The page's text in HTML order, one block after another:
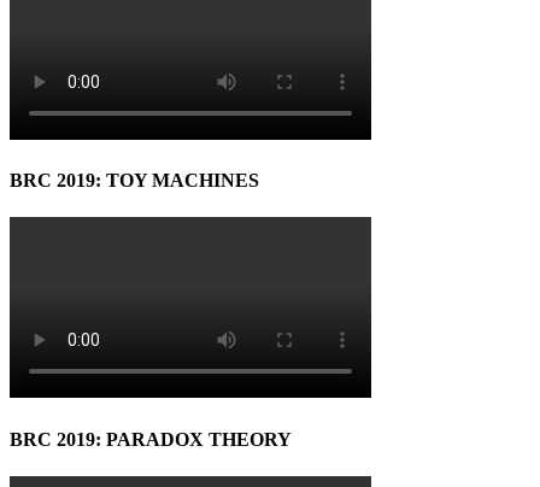
BRC 2019: TOY MACHINES
BRC 2019: PARADOX THEORY